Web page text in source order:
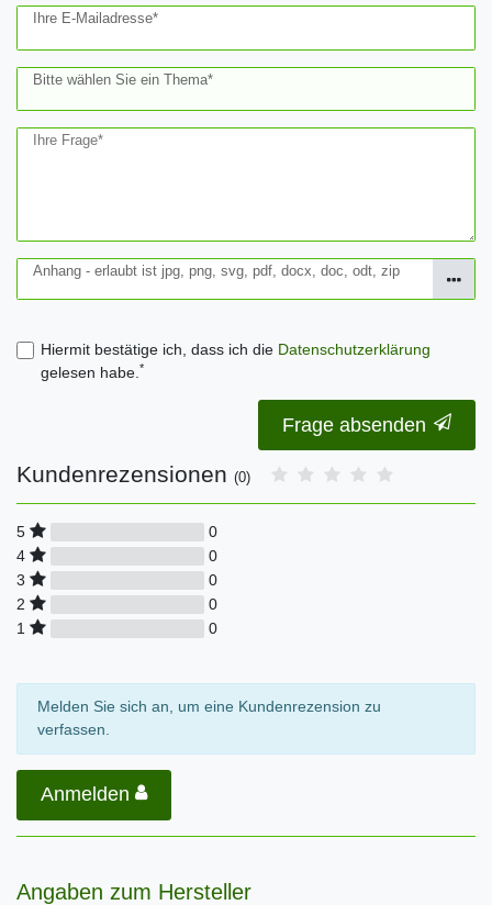
Ihre E-Mailadresse*
Bitte wählen Sie ein Thema*
Ihre Frage*
Anhang - erlaubt ist jpg, png, svg, pdf, docx, doc, odt, zip
Hiermit bestätige ich, dass ich die Daten­schutz­erklärung
gelesen habe.*
Frage absenden
Kundenrezensionen (0)
5
0
4
0
3
0
2
0
1
0
Melden Sie sich an, um eine Kundenrezension zu
verfassen.
Anmelden
Angaben zum Hersteller